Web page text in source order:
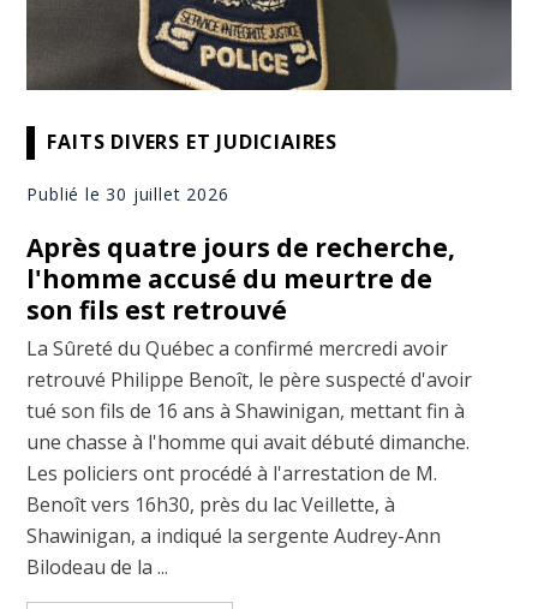
FAITS DIVERS ET JUDICIAIRES
Publié le 30 juillet 2026
Après quatre jours de recherche,
l'homme accusé du meurtre de
son fils est retrouvé
La Sûreté du Québec a confirmé mercredi avoir
retrouvé Philippe Benoît, le père suspecté d'avoir
tué son fils de 16 ans à Shawinigan, mettant fin à
une chasse à l'homme qui avait débuté dimanche.
Les policiers ont procédé à l'arrestation de M.
Benoît vers 16h30, près du lac Veillette, à
Shawinigan, a indiqué la sergente Audrey-Ann
Bilodeau de la ...